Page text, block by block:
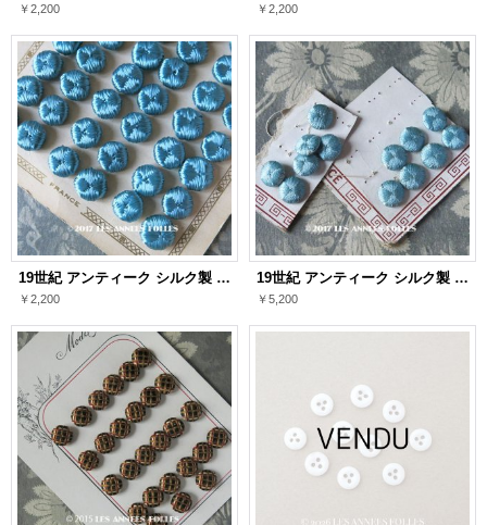
￥2,200 ￥2,200
19世紀 アンティーク シルク製 くるみボタン 13mm 6ピースのセット ブルー
￥2,200
19世紀 アンティーク シルク製 くるみボタン 13mm 13ピース スカイブルー
￥5,200